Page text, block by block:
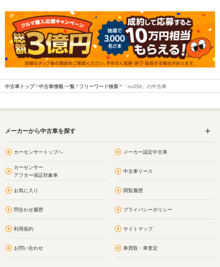
中古車トップ 中古車情報:一覧 フリーワード検索 「nv350」の中古車
メーカーから中古車を探す
カーセンサートップへ メーカー認定中古車
カーセンサー
アフター保証対象車
中古車リース
お気に入り 閲覧履歴
問合わせ履歴 プライバシーポリシー
利用規約 サイトマップ
お問い合わせ 車買取・車査定